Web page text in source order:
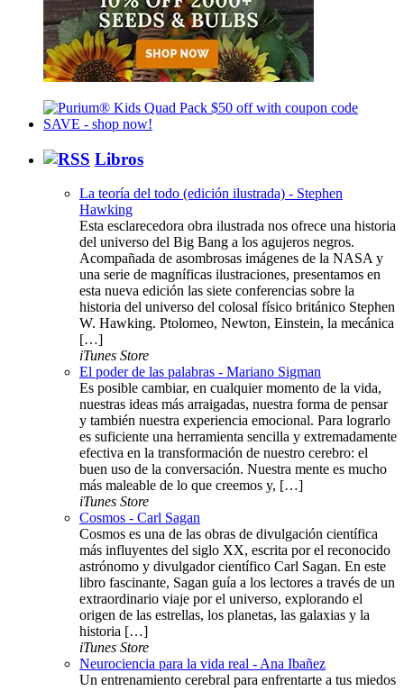
Libros
La teoría del todo (edición ilustrada) - Stephen
Hawking
Esta esclarecedora obra ilustrada nos ofrece una historia
del universo del Big Bang a los agujeros negros.
Acompañada de asombrosas imágenes de la NASA y
una serie de magníficas ilustraciones, presentamos en
esta nueva edición las siete conferencias sobre la
historia del universo del colosal físico británico Stephen
W. Hawking. Ptolomeo, Newton, Einstein, la mecánica
[…]
iTunes Store
El poder de las palabras - Mariano Sigman
Es posible cambiar, en cualquier momento de la vida,
nuestras ideas más arraigadas, nuestra forma de pensar
y también nuestra experiencia emocional. Para lograrlo
es suficiente una herramienta sencilla y extremadamente
efectiva en la transformación de nuestro cerebro: el
buen uso de la conversación. Nuestra mente es mucho
más maleable de lo que creemos y, […]
iTunes Store
Cosmos - Carl Sagan
Cosmos es una de las obras de divulgación científica
más influyentes del siglo XX, escrita por el reconocido
astrónomo y divulgador científico Carl Sagan. En este
libro fascinante, Sagan guía a los lectores a través de un
extraordinario viaje por el universo, explorando el
origen de las estrellas, los planetas, las galaxias y la
historia […]
iTunes Store
Neurociencia para la vida real - Ana Ibañez
Un entrenamiento cerebral para enfrentarte a tus miedos